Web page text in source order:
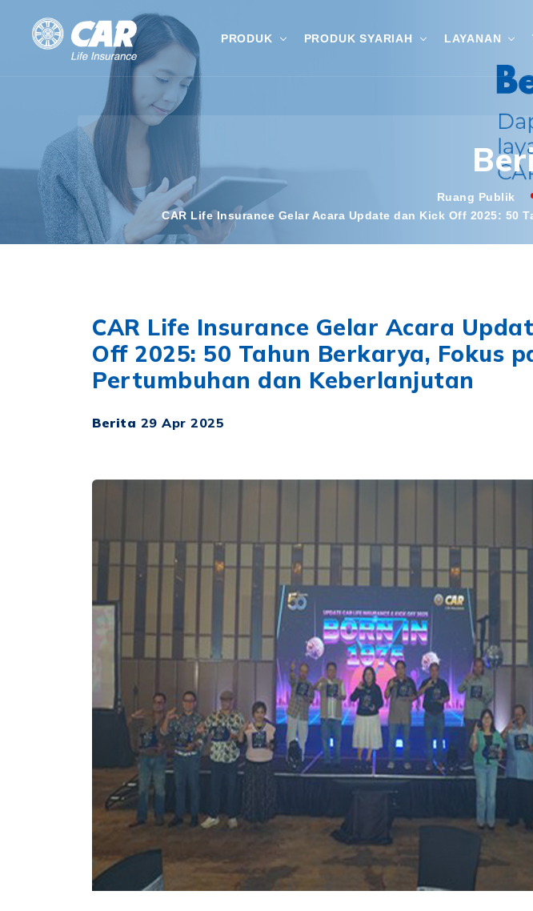
PRODUK PRODUK SYARIAH LAYANAN
Ruang Publik
CAR Life Insurance Gelar Acara Update dan Kick Off 2025: 50
CAR Life Insurance Gelar Acara
Off 2025: 50 Tahun Berkarya, Fokus
Pertumbuhan dan Keberlanjutan
Berita 29 Apr 2025